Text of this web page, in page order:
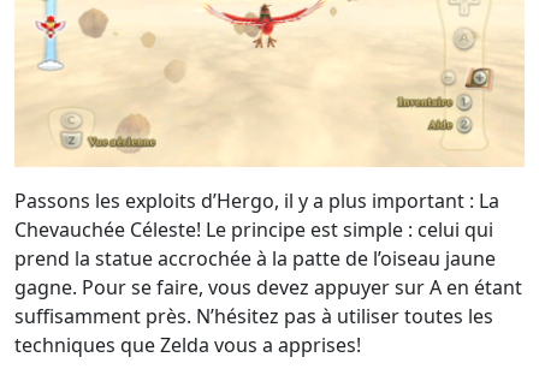
Passons les exploits d’Hergo, il y a plus important : La
Chevauchée Céleste! Le principe est simple : celui qui
prend la statue accrochée à la patte de l’oiseau jaune
gagne. Pour se faire, vous devez appuyer sur A en étant
suffisamment près. N’hésitez pas à utiliser toutes les
techniques que Zelda vous a apprises!